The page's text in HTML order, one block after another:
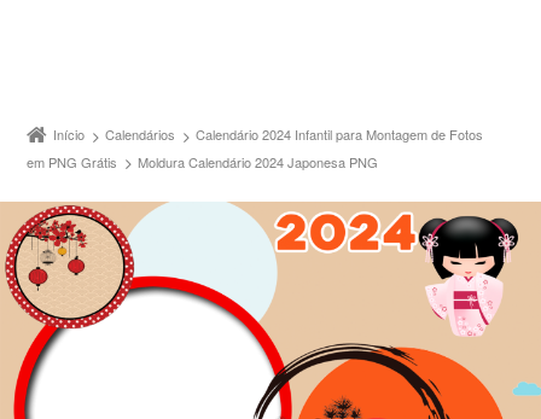
Início Calendários
Calendário 2024 Infantil para Montagem de Fotos
em PNG Grátis
Moldura Calendário 2024 Japonesa PNG